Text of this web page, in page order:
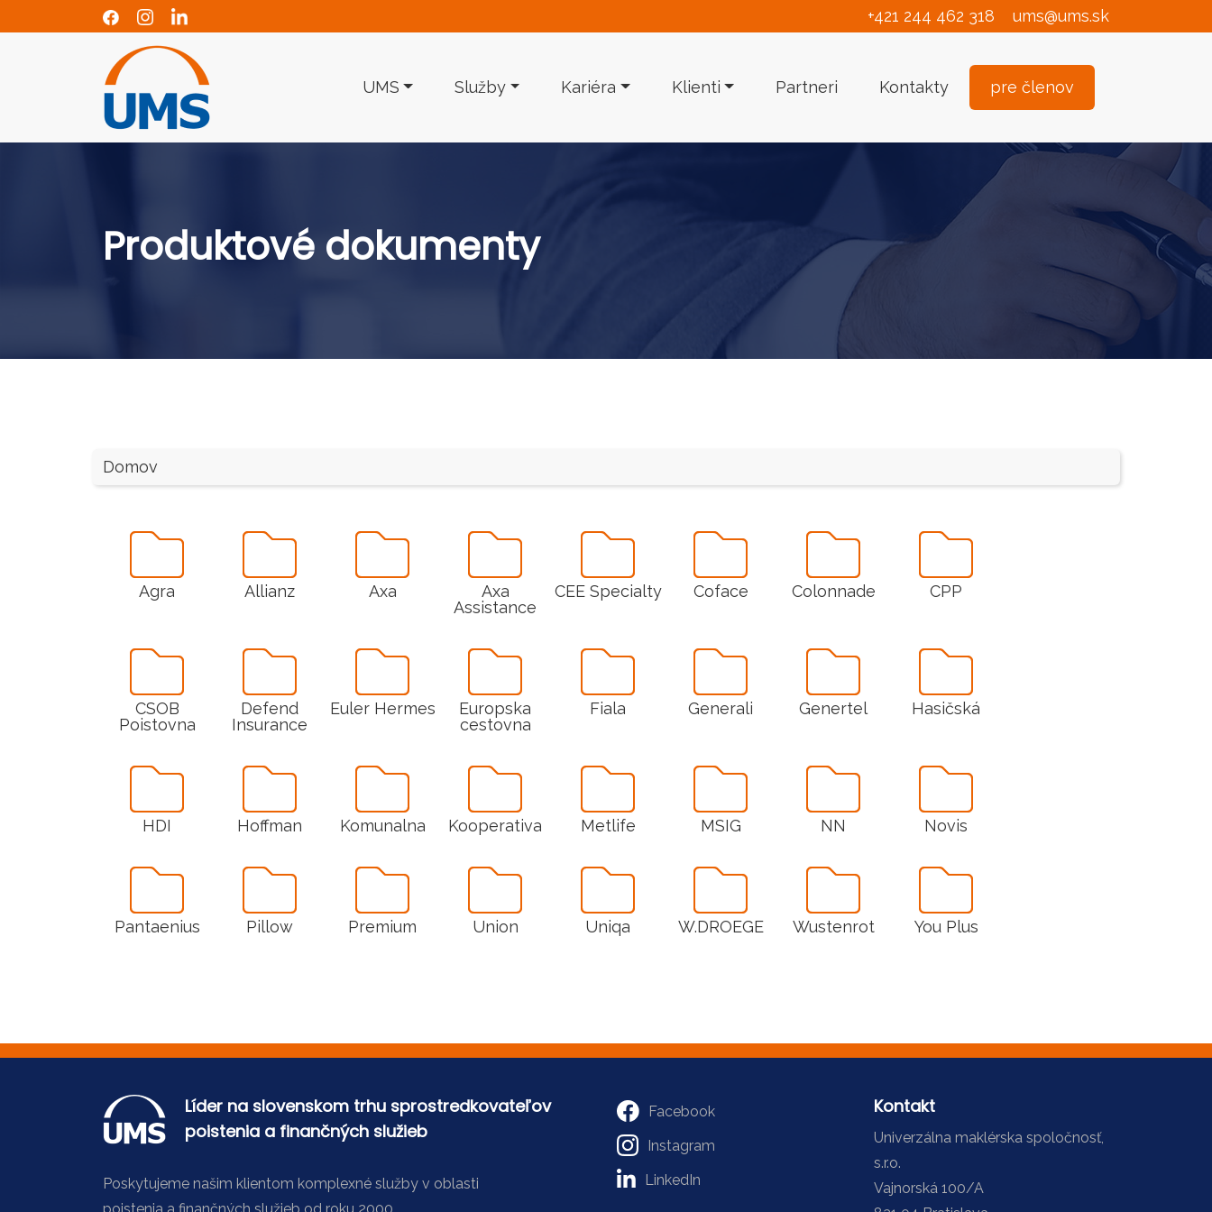
+421 244 462 318 ums@ums.sk
UMS Služby Kariéra Klienti Partneri Kontakty pre členov
Produktové dokumenty
Domov
Agra Allianz Axa
Axa
Assistance
CEE Specialty Coface Colonnade CPP
CSOB
Poistovna
Defend
Insurance
Euler Hermes
Europska
cestovna
Fiala Generali Genertel Hasičská
HDI Hoffman Komunalna Kooperativa Metlife MSIG NN Novis
Pantaenius Pillow Premium Union Uniqa W.DROEGE Wustenrot You Plus
Líder na slovenskom trhu sprostredkovateľov
poistenia a finančných služieb
Poskytujeme našim klientom komplexné služby v oblasti
Facebook
Instagram
LinkedIn
Kontakt
Univerzálna maklérska spoločnosť,
s.r.o.
Vajnorská 100/A